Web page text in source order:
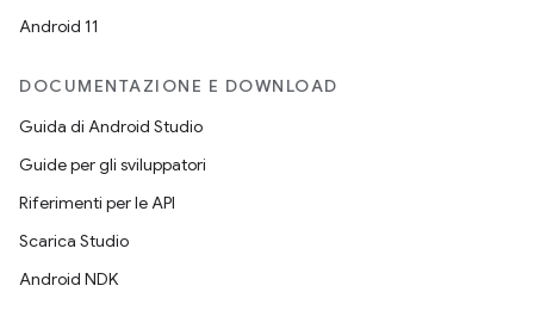
Android 11
DOCUMENTAZIONE E DOWNLOAD
Guida di Android Studio
Guide per gli sviluppatori
Riferimenti per le API
Scarica Studio
Android NDK